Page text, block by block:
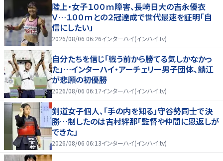
陸上・女子１００ｍ障害、長崎日大の吉永優衣
Ｖ…１００ｍとの２冠達成で世代最速を証明「自
信にしたい」
2026/08/06 06:26インターハイ(インハイ.tv)
自分たちを信じ「戦う前から勝てる気しかなかっ
た」…インターハイ・アーチェリー男子団体、鯖江
が悲願の初優勝
2026/08/06 06:17インターハイ(インハイ.tv)
剣道女子個人、「手の内を知る」守谷勢同士で決
勝…制したのは吉村絆那「監督や仲間に恩返しが
できた」
2026/08/06 06:13インターハイ(インハイ.tv)